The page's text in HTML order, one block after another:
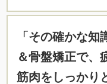
「その確かな
＆骨盤矯正で、
筋肉をしっかり